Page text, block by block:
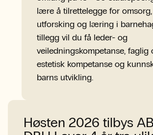
lære å tilrettelegge for
utforsking og læring i
tillegg vil du få leder- og
veiledningskompetanse, faglig
estetisk kompetanse og
barns utvikling.
Høsten 2026 tilbys